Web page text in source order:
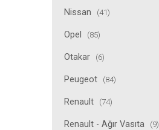
Nissan (41)
Opel (85)
Otakar (6)
Peugeot (84)
Renault (74)
Renault - Ağır Vasıta (9)